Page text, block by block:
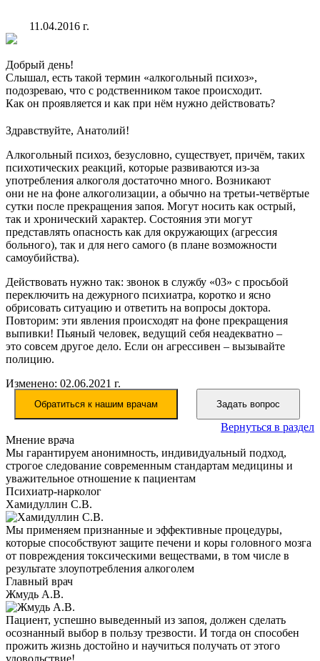
11.04.2016 г.
Добрый день!
Слышал, есть такой термин «алкогольный психоз»,
подозреваю, что с родственником такое происходит.
Как он проявляется и как при нём нужно действовать?
Здравствуйте, Анатолий!
Алкогольный психоз, безусловно, существует, причём, таких
психотических реакций, которые развиваются из-за
употребления алкоголя достаточно много. Возникают
они не на фоне алкоголизации, а обычно на третьи-четвёртые
сутки после прекращения запоя. Могут носить как острый,
так и хронический характер. Состояния эти могут
представлять опасность как для окружающих (агрессия
больного), так и для него самого (в плане возможности
самоубийства).
Действовать нужно так: звонок в службу «03» с просьбой
переключить на дежурного психиатра, коротко и ясно
обрисовать ситуацию и ответить на вопросы доктора.
Повторим: эти явления происходят на фоне прекращения
выпивки! Пьяный человек, ведущий себя неадекватно –
это совсем другое дело. Если он агрессивен – вызывайте
полицию.
Изменено: 02.06.2021 г.
Обратиться к нашим врачам Задать вопрос
Вернуться в раздел
Мнение врача
Мы гарантируем анонимность, индивидуальный подход,
строгое следование современным стандартам медицины и
уважительное отношение к пациентам
Психиатр-нарколог
Хамидуллин С.В.
Мы применяем признанные и эффективные процедуры,
которые способствуют защите печени и коры головного мозга
от повреждения токсическими веществами, в том числе в
результате злоупотребления алкоголем
Главный врач
Жмудь А.В.
Пациент, успешно выведенный из запоя, должен сделать
осознанный выбор в пользу трезвости. И тогда он способен
прожить жизнь достойно и научиться получать от этого
удовольствие!